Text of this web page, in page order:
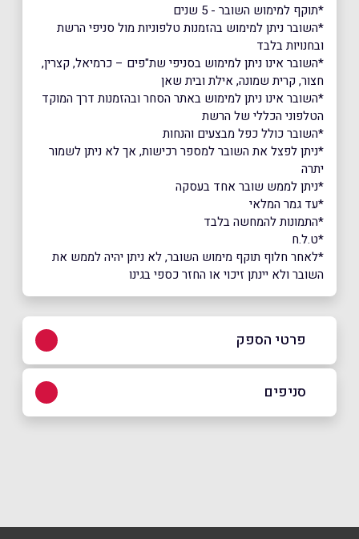
*תוקף למימוש השובר - 5 שנים
*השובר ניתן למימוש בהזמנות טלפוניות מול סניפי הרשת
ובחנויות בלבד
*השובר אינו ניתן למימוש בסניפי שת"פים – כרמיאל, קצרין,
חצור, קרית שמונה, אילת ובית שאן
*השובר אינו ניתן למימוש באתר הסחר ובהזמנות דרך המוקד
הטלפוני הכללי של הרשת
*השובר כולל כפל מבצעים והנחות
*ניתן לפצל את השובר למספר רכישות, אך לא ניתן לשמור
יתרה
*ניתן לממש שובר אחד בעסקה
*עד גמר המלאי
*התמונות להמחשה בלבד
*ט.ל.ח
*לאחר חלוף תוקף מימוש השובר, לא ניתן יהיה לממש את
השובר ולא יינתן זיכוי או החזר כספי בגינו
פרטי הספק
באתר בפייסבוק באינסטגרם ביוטיוב
סניפים
ראשון לציון